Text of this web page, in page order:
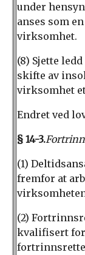
under
anses som
virksomhet.
(8) Sjette
skifte av
virksomhet
Endret ved
§ 14-3.
(1)
fremfor at
(2)
kvalifisert